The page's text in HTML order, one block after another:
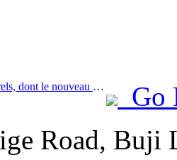
Prev:Quatre lieux culturels, dont le nouveau « Jinling Poetry Hall » dans la zone panoramique du lac Xuanwu à Nanjing, ont officiellement ouvert leurs portes.
Go
Road, Buji